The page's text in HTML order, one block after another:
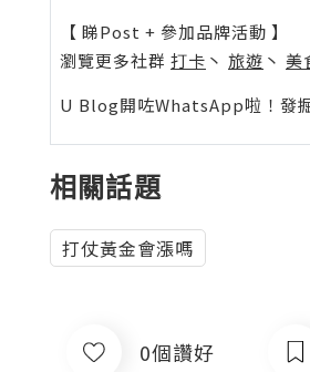
【 睇Post + 參加品牌活動 】
瀏覽更多社群 打卡 丶 旅遊 丶 美
U Blog開咗WhatsApp啦！發
相關話題
打仗黃金會漲嗎
0個讚好